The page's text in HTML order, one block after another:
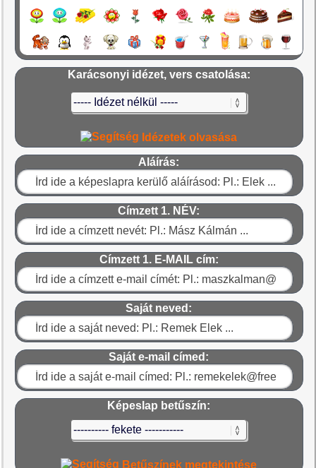
Karácsonyi idézet, vers csatolása:
Idézetek olvasása
Aláírás:
Címzett 1. NÉV:
Címzett 1. E-MAIL cím:
Saját neved:
Saját e-mail címed:
Képeslap betűszín:
Betűszínek megtekintése